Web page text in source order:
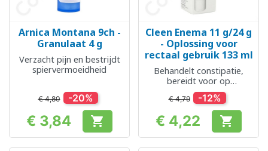
Arnica Montana 9ch -
Granulaat 4 g
Verzacht pijn en bestrijdt
spiervermoeidheid
€ 4,80 -20%
Prijs
€ 3,84 
Cleen Enema 11 g/24 g
- Oplossing voor
rectaal gebruik 133 ml
Behandelt constipatie,
bereidt voor op
endoscopische
onderzoeken en
bevallingen
€ 4,79 -12%
Prijs
€ 4,22 